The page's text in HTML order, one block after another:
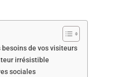
de vos visiteurs
irrésistible
sociales